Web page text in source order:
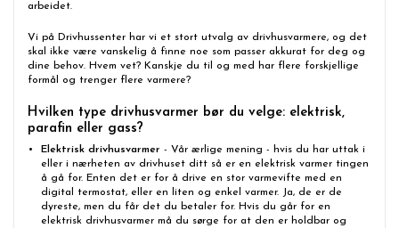
arbeidet.
Vi på Drivhussenter har vi et stort utvalg av drivhusvarmere, og det
skal ikke være vanskelig å finne noe som passer akkurat for deg og
dine behov. Hvem vet? Kanskje du til og med har flere forskjellige
formål og trenger flere varmere?
Hvilken type drivhusvarmer bør du velge: elektrisk,
parafin eller gass?
Elektrisk drivhusvarmer - Vår ærlige mening - hvis du har uttak i
eller i nærheten av drivhuset ditt så er en elektrisk varmer tingen
å gå for. Enten det er for å drive en stor varmevifte med en
digital termostat, eller en liten og enkel varmer. Ja, de er de
dyreste, men du får det du betaler for. Hvis du går for en
elektrisk drivhusvarmer må du sørge for at den er holdbar og